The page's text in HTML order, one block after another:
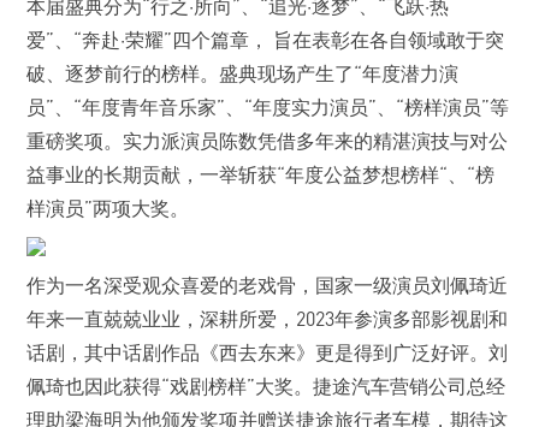
本届盛典分为“行之·所向”、“追光·逐梦”、“飞跃·热
爱”、“奔赴·荣耀”四个篇章， 旨在表彰在各自领域敢于突
破、逐梦前行的榜样。盛典现场产生了“年度潜力演
员”、“年度青年音乐家”、“年度实力演员”、“榜样演员”等
重磅奖项。实力派演员陈数凭借多年来的精湛演技与对公
益事业的长期贡献，一举斩获“年度公益梦想榜样“、“榜
样演员”两项大奖。
作为一名深受观众喜爱的老戏骨，国家一级演员刘佩琦近
年来一直兢兢业业，深耕所爱，2023年参演多部影视剧和
话剧，其中话剧作品《西去东来》更是得到广泛好评。刘
佩琦也因此获得“戏剧榜样”大奖。捷途汽车营销公司总经
理助梁海明为他颁发奖项并赠送捷途旅行者车模，期待这